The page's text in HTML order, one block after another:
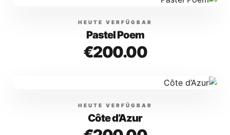
HEUTE VERFÜGBAR
Pastel Poem
€200.00
HEUTE VERFÜGBAR
Côte d’Azur